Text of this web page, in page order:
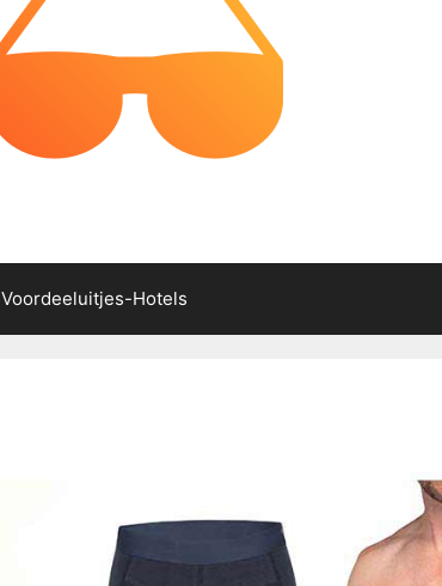
Voordeeluitjes-Hotels